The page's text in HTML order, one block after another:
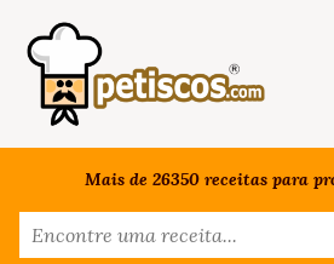
Mais de 26350 receitas para